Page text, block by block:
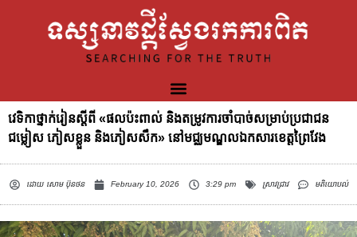
វេទិកាថ្នាក់រៀនស្តីពី «ផលប៉ះពាល់ និងតម្រូវការចាំបាច់សម្រាប់ប្រជាជន
ជម្លៀស ភៀសខ្លួន និងភៀសសឹក» នៅមជ្ឈមណ្ឌលឯកសារខេត្តព្រៃវែង
ដោយសោម ប៊ុនថន February 10, 2026 3:29 pm ស្រាវជ្រាវ មតិយោបល់